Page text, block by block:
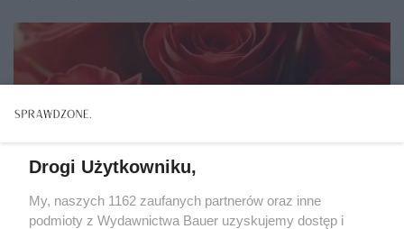
Drogi Użytkowniku,
My, naszych 1162 zaufanych partnerów oraz inne
podmioty z Wydawnictwa Bauer uzyskujemy dostęp i